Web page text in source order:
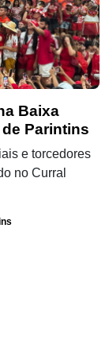
Baixa
Parintins
e torcedores
no Curral